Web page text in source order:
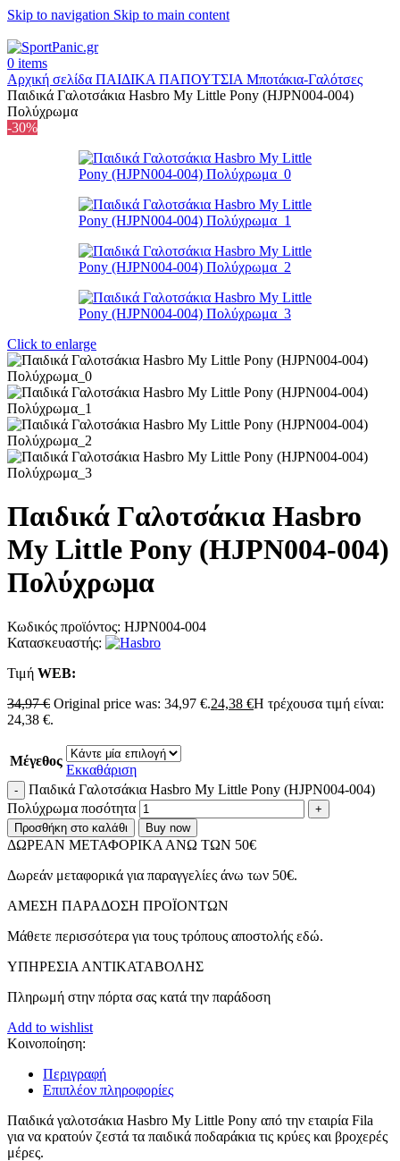
Skip to navigation Skip to main content
0 items
Αρχική σελίδα ΠΑΙΔΙΚΑ ΠΑΠΟΥΤΣΙΑ Μποτάκια-Γαλότσες
Παιδικά Γαλοτσάκια Hasbro My Little Pony (HJPN004-004)
Πολύχρωμα
-30%
Click to enlarge
Παιδικά Γαλοτσάκια Hasbro
My Little Pony (HJPN004-004)
Πολύχρωμα
Κωδικός προϊόντος: HJPN004-004
Κατασκευαστής:
Τιμή WΕΒ:
34,97€ Original price was: 34,97 €.24,38 €Η τρέχουσα τιμή είναι:
24,38 €.
Μέγεθος
Εκκαθάριση
Παιδικά Γαλοτσάκια Hasbro My Little Pony (HJPN004-004)
Πολύχρωμα ποσότητα
Προσθήκη στο καλάθι Buy now
ΔΩΡΕΑΝ ΜΕΤΑΦΟΡΙΚΑ ΑΝΩ ΤΩΝ 50€
Δωρεάν μεταφορικά για παραγγελίες άνω των 50€.
ΑMEΣΗ ΠΑΡΑΔΟΣΗ ΠΡΟΪΟΝΤΩΝ
Μάθετε περισσότερα για τους τρόπους αποστολής εδώ.
ΥΠΗΡΕΣΙΑ ΑΝΤΙΚΑΤΑΒΟΛΗΣ
Πληρωμή στην πόρτα σας κατά την παράδοση
Add to wishlist
Κοινοποίηση:
Περιγραφή
Επιπλέον πληροφορίες
Παιδικά γαλοτσάκια Hasbro My Little Pony από την εταιρία Fila
για να κρατούν ζεστά τα παιδικά ποδαράκια τις κρύες και βροχερές
μέρες.